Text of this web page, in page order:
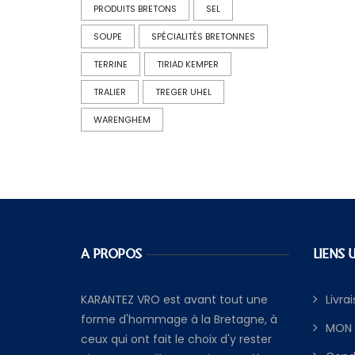
PRODUITS BRETONS SEL
SOUPE SPÉCIALITÉS BRETONNES
TERRINE TIRIAD KEMPER
TRALIER TREGER UHEL
WARENGHEM
A PROPOS
KARANTEZ VRO est avant tout une
forme d'hommage à la Bretagne, à
ceux qui ont fait le choix d'y rester
LIENS
MON